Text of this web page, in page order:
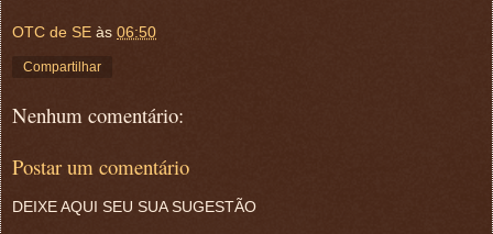
OTC de SE às 06:50
Compartilhar
Nenhum comentário:
Postar um comentário
DEIXE AQUI SEU SUA SUGESTÃO